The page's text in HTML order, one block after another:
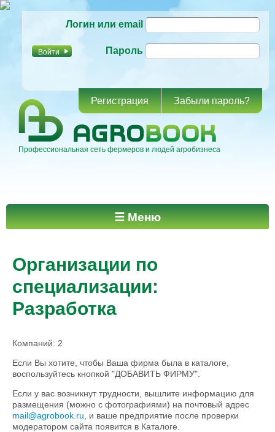
основному
Логин или email
Пароль
Регистрация Забыли пароль?
Профессиональная сеть фермеров и людей агробизнеса
Главное меню ☰ Меню
Организации по
специализации:
Разработка
Компаний: 2
Если Вы хотите, чтобы Ваша фирма была в каталоге,
воспользуйтесь кнопкой "ДОБАВИТЬ ФИРМУ".
Если у вас возникнут трудности, вышлите информацию для
размещения (можно с фотографиями) на почтовый адрес
mail@agrobook.ru , и ваше предприятие после проверки
модератором сайта появится в Каталоге.